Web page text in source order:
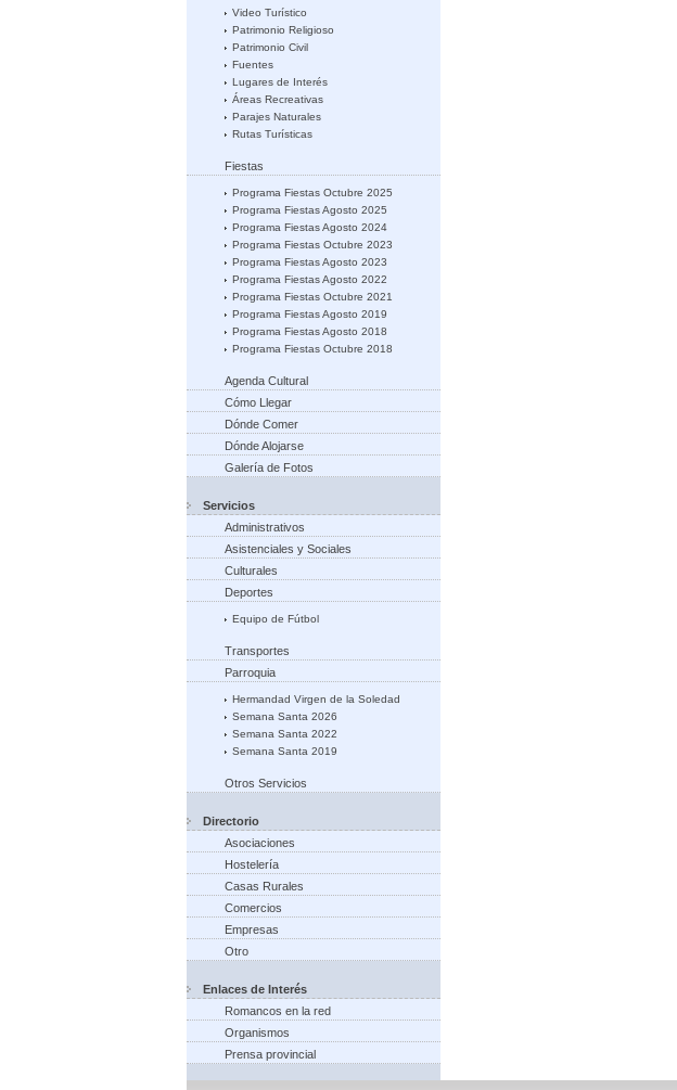
Video Turístico
Patrimonio Religioso
Patrimonio Civil
Fuentes
Lugares de Interés
Áreas Recreativas
Parajes Naturales
Rutas Turísticas
Fiestas
Programa Fiestas Octubre 2025
Programa Fiestas Agosto 2025
Programa Fiestas Agosto 2024
Programa Fiestas Octubre 2023
Programa Fiestas Agosto 2023
Programa Fiestas Agosto 2022
Programa Fiestas Octubre 2021
Programa Fiestas Agosto 2019
Programa Fiestas Agosto 2018
Programa Fiestas Octubre 2018
Agenda Cultural
Cómo Llegar
Dónde Comer
Dónde Alojarse
Galería de Fotos
Servicios
Administrativos
Asistenciales y Sociales
Culturales
Deportes
Equipo de Fútbol
Transportes
Parroquia
Hermandad Virgen de la Soledad
Semana Santa 2026
Semana Santa 2022
Semana Santa 2019
Otros Servicios
Directorio
Asociaciones
Hostelería
Casas Rurales
Comercios
Empresas
Otro
Enlaces de Interés
Romancos en la red
Organismos
Prensa provincial